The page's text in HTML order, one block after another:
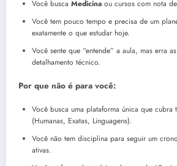
Você busca Medicina ou cursos com nota
Você tem pouco tempo e precisa de um
exatamente o que estudar hoje.
Você sente que “entende” a aula, mas erra
detalhamento técnico.
Por que não é para você:
Você busca uma plataforma única que cubra
(Humanas, Exatas, Linguagens).
Você não tem disciplina para seguir um
ativas.